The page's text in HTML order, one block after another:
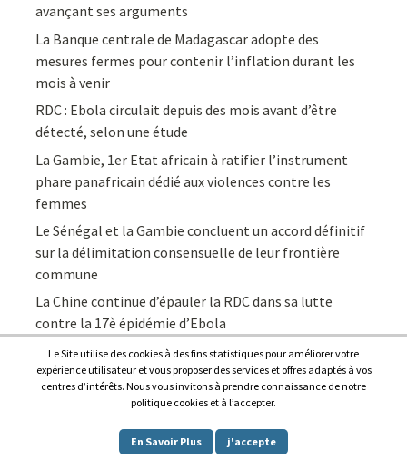
avançant ses arguments
La Banque centrale de Madagascar adopte des
mesures fermes pour contenir l’inflation durant les
mois à venir
RDC : Ebola circulait depuis des mois avant d’être
détecté, selon une étude
La Gambie, 1er Etat africain à ratifier l’instrument
phare panafricain dédié aux violences contre les
femmes
Le Sénégal et la Gambie concluent un accord définitif
sur la délimitation consensuelle de leur frontière
commune
La Chine continue d’épauler la RDC dans sa lutte
contre la 17è épidémie d’Ebola
Afrique7, l’info du continent en continu
Proudly powered by WordPress.| Theme: Awaken by
Le Site utilise des cookies à des fins statistiques pour améliorer votre
expérience utilisateur et vous proposer des services et offres adaptés à vos
centres d’intérêts. Nous vous invitons à prendre connaissance de notre
politique cookies et à l’accepter.
En Savoir Plus j'accepte